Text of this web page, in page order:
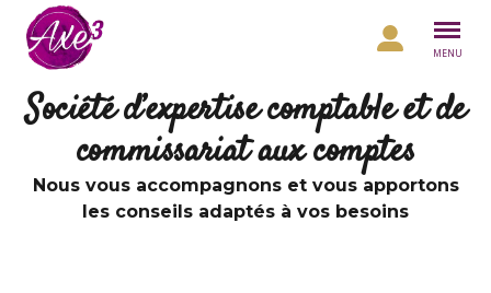
Aller au contenu
MENU
Société d’expertise comptable et de
commissariat aux comptes
Nous vous accompagnons et vous apportons
les conseils adaptés à vos besoins